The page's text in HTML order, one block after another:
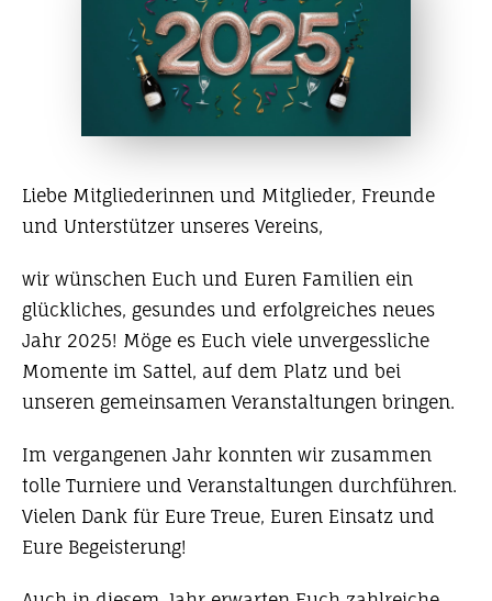
Liebe Mitgliederinnen und Mitglieder, Freunde
und Unterstützer unseres Vereins,
wir wünschen Euch und Euren Familien ein
glückliches, gesundes und erfolgreiches neues
Jahr 2025! Möge es Euch viele unvergessliche
Momente im Sattel, auf dem Platz und bei
unseren gemeinsamen Veranstaltungen bringen.
Im vergangenen Jahr konnten wir zusammen
tolle Turniere und Veranstaltungen durchführen.
Vielen Dank für Eure Treue, Euren Einsatz und
Eure Begeisterung!